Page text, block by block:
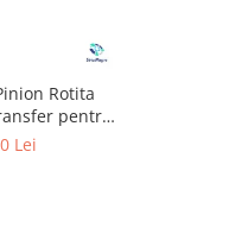
Rotita
pentru
Lei